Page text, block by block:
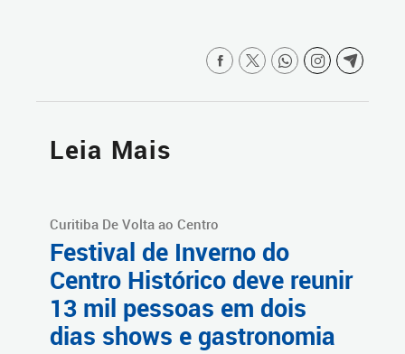
Leia Mais
Curitiba De Volta ao Centro
Festival de Inverno do
Centro Histórico deve reunir
13 mil pessoas em dois
dias shows e gastronomia